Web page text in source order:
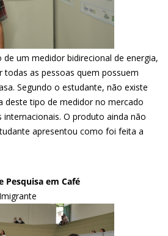
um medidor bidirecional de energia,
todas as pessoas quem possuem
Segundo o estudante, não existe
deste tipo de medidor no mercado
internacionais. O produto ainda não
apresentou como foi feita a
Pesquisa em Café